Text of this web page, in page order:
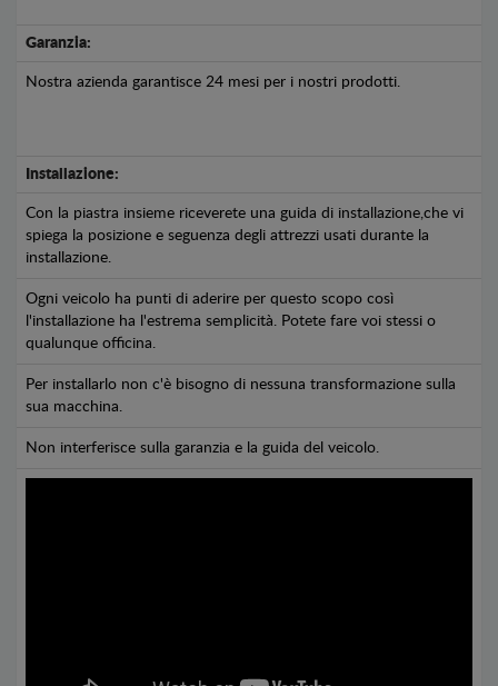
Garanzia:
Nostra azienda garantisce 24 mesi per i nostri prodotti.
Installazione:
Con la piastra insieme riceverete una guida di installazione,che vi
spiega la posizione e seguenza degli attrezzi usati durante la
installazione.
Ogni veicolo ha punti di aderire per questo scopo così
l'installazione ha l'estrema semplicità. Potete fare voi stessi o
qualunque officina.
Per installarlo non c'è bisogno di nessuna transformazione sulla
sua macchina.
Non interferisce sulla garanzia e la guida del veicolo.